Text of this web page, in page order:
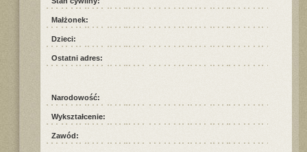
Małżonek:
Dzieci:
Ostatni adres:
Narodowość:
Wykształcenie:
Zawód: